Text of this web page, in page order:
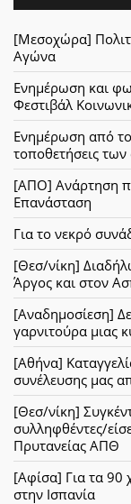
[Μεσοχώρα]
Αγώνα
Ενημέρωση και
Φεστιβάλ
Ενημέρωση από
τοποθετήσεις
[ΑΠΟ] Ανάρτηση
Επανάσταση
Για το νεκρό
[Θεσ/νίκη]
Άργος και στον
[Αναδημοσίεση]
γαρνιτούρα μιας
[Αθήνα]
συνέλευσης μας
[Θεσ/νίκη]
συλληφθέντες/
Πρυτανείας ΑΠΘ
[Αφίσα] Για τα 90
στην Ισπανία